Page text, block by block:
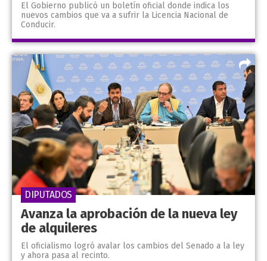
El Gobierno publicó un boletín oficial donde indica los
nuevos cambios que va a sufrir la Licencia Nacional de
Conducir.
Avanza la aprobación de la nueva ley
de alquileres
El oficialismo logró avalar los cambios del Senado a la ley
y ahora pasa al recinto.
DIPUTADOS